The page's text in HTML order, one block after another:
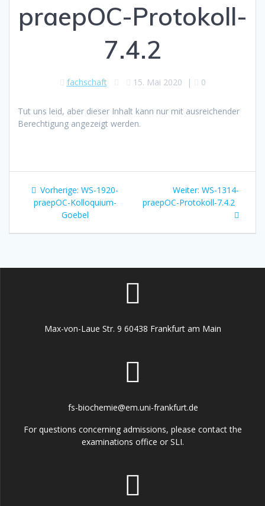
praepOC-Protokoll-
7.4.2
fachschaft 15. Mai 2020 | 0
Tut uns leid, aber dieser Inhalt kann nur mit ausreichender
Berechtigung angezeigt werden.
Beitragsnavigation
Vorherige: Vorheriger
Beitrag:
WS-1920-
praepOC-Kolloquium-
Goebel
Weiter: Nächster
Beitrag:
WS-1314-
praepOC-Protokoll-7.4.2
Max-von-Laue Str. 9 60438 Frankfurt am Main
fs-biochemie@em.uni-frankfurt.de
For questions concerning admissions, please contact the
examinations office or SLI.